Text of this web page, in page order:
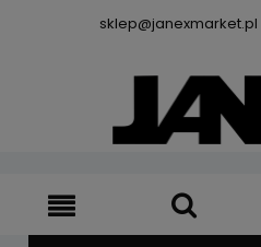
sklep@janexmarket.pl